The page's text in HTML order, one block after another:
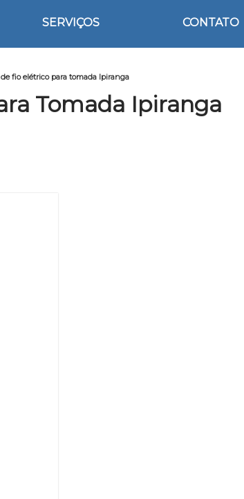
SERVIÇOS CONTATO
fio elétrico para tomada Ipiranga
Tomada Ipiranga